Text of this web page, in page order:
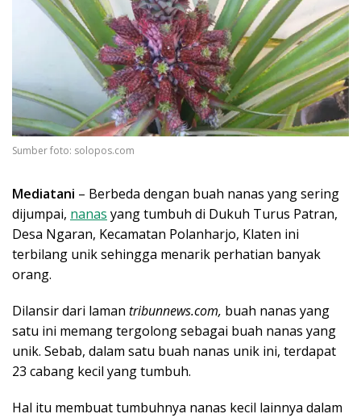
Sumber foto: solopos.com
Mediatani – Berbeda dengan buah nanas yang sering
dijumpai, nanas yang tumbuh di Dukuh Turus Patran,
Desa Ngaran, Kecamatan Polanharjo, Klaten ini
terbilang unik sehingga menarik perhatian banyak
orang.
Dilansir dari laman tribunnews.com, buah nanas yang
satu ini memang tergolong sebagai buah nanas yang
unik. Sebab, dalam satu buah nanas unik ini, terdapat
23 cabang kecil yang tumbuh.
Hal itu membuat tumbuhnya nanas kecil lainnya dalam